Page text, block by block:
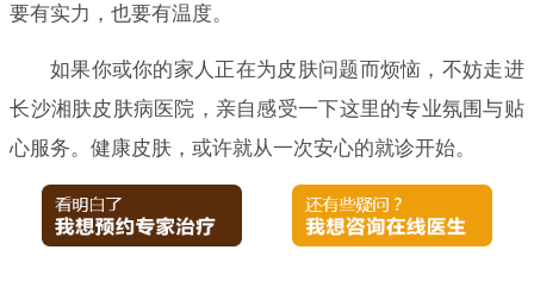
要有实力，也要有温度。
如果你或你的家人正在为皮肤问题而烦恼，不妨走进
长沙湘肤皮肤病医院，亲自感受一下这里的专业氛围与贴
心服务。健康皮肤，或许就从一次安心的就诊开始。